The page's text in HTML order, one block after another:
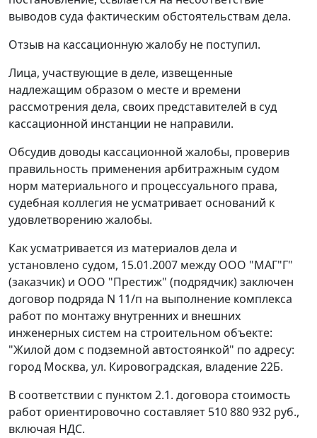
выводов суда фактическим обстоятельствам дела.
Отзыв на кассационную жалобу не поступил.
Лица, участвующие в деле, извещенные
надлежащим образом о месте и времени
рассмотрения дела, своих представителей в суд
кассационной инстанции не направили.
Обсудив доводы кассационной жалобы, проверив
правильность применения арбитражным судом
норм материального и процессуального права,
судебная коллегия не усматривает оснований к
удовлетворению жалобы.
Как усматривается из материалов дела и
установлено судом, 15.01.2007 между ООО "МАГ"Г"
(заказчик) и ООО "Престиж" (подрядчик) заключен
договор подряда N 11/п на выполнение комплекса
работ по монтажу внутренних и внешних
инженерных систем на строительном объекте:
"Жилой дом с подземной автостоянкой" по адресу:
город Москва, ул. Кировоградская, владение 22Б.
В соответствии с пунктом 2.1. договора стоимость
работ ориентировочно составляет 510 880 932 руб.,
включая НДС.